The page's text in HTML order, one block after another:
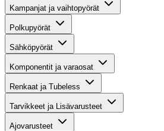
Kampanjat ja vaihtopyörät
Polkupyörät
Sähköpyörät
Komponentit ja varaosat
Renkaat ja Tubeless
Tarvikkeet ja Lisävarusteet
Ajovarusteet